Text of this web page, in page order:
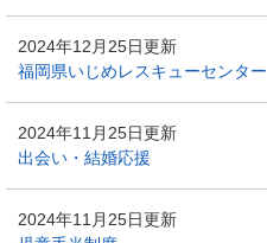
2024年12月25日更新
福岡県いじめレスキューセンター
2024年11月25日更新
出会い・結婚応援
2024年11月25日更新